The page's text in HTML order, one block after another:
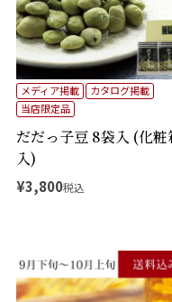
だだっ子豆 8袋入 (化粧
入)
メディア掲載
カタログ掲載
当店限定品
¥3,800税込